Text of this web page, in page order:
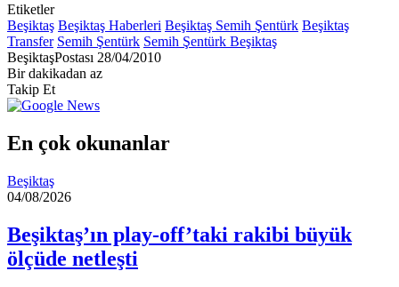
Etiketler
Beşiktaş Beşiktaş Haberleri Beşiktaş Semih Şentürk Beşiktaş
Transfer Semih Şentürk Semih Şentürk Beşiktaş
BeşiktaşPostası Bir
e-
göndermek
28/04/2010
Bir dakikadan az
Takip Et
En çok okunanlar
Beşiktaş
04/08/2026
Beşiktaş’ın play-off’taki rakibi büyük
ölçüde netleşti